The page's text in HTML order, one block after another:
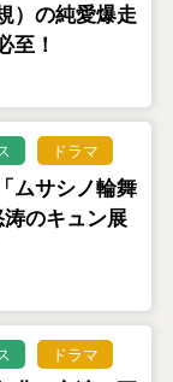
）の純愛爆走
至！
ドラマ
ムサシノ輪舞
のキュン展
ドラマ